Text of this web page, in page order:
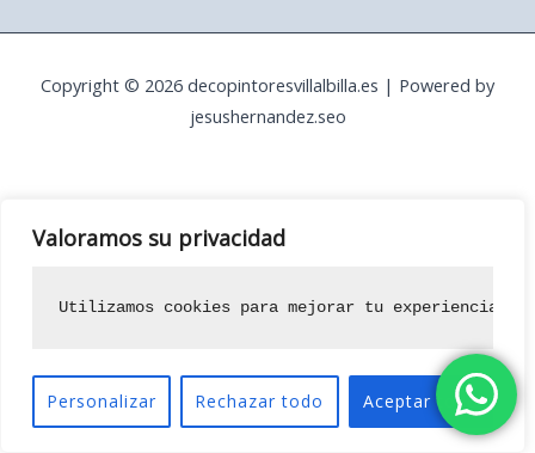
Valoramos su privacidad
Utilizamos cookies para mejorar tu experiencia
Personalizar Rechazar todo Aceptar todo
Copyright © 2026 decopintoresvillalbilla.es | Powered by
jesushernandez.seo